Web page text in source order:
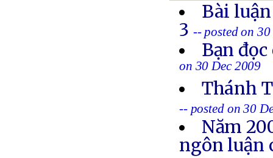
Bài
3 -- posted on
Bạn
on 30 Dec 2009
Thánh
-- posted on 30
Năm
ngôn luận